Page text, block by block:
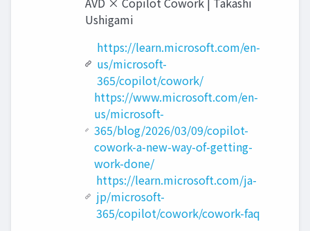
Ushigami
https://learn.microsoft.com/en-
us/microsoft-
365/copilot/cowork/
https://www.microsoft.com/en-
us/microsoft-
365/blog/2026/03/09/copilot-
cowork-a-new-way-of-getting-
work-done/
https://learn.microsoft.com/ja-
jp/microsoft-
365/copilot/cowork/cowork-faq